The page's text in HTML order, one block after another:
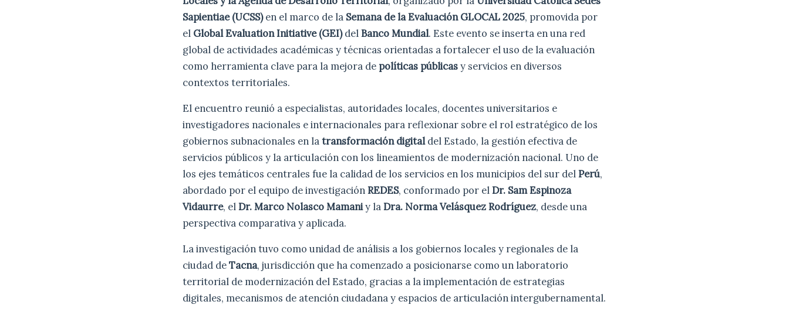
Sapientiae (UCSS)en el marco de la Semana de la Evaluación GLOCAL 2025, promovida por
el Global Evaluation Initiative (GEI)delBanco Mundial. Este evento se inserta en una red
global de actividades académicas y técnicas orientadas a fortalecer el uso de la evaluación
como herramienta clave para la mejora de políticas públicasy servicios en diversos
contextos territoriales.
El encuentro reunió a especialistas, autoridades locales, docentes universitarios e
investigadores nacionales e internacionales para reflexionar sobre el rol estratégico de los
gobiernos subnacionales en latransformación digitaldel Estado, la gestión efectiva de
servicios públicos y la articulación con los lineamientos de modernización nacional. Uno de
los ejes temáticos centrales fue la calidad de los servicios en los municipios del sur delPerú,
abordado por el equipo de investigaciónREDES, conformado por elDr. Sam Espinoza
Vidaurre, elDr. Marco Nolasco Mamaniy laDra. Norma Velásquez Rodríguez, desde una
perspectiva comparativa y aplicada.
La investigación tuvo como unidad de análisis a los gobiernos locales y regionales de la
ciudad deTacna, jurisdicción que ha comenzado a posicionarse como un laboratorio
territorial de modernización del Estado, gracias a la implementación de estrategias
digitales, mecanismos de atención ciudadana y espacios de articulación intergubernamental.